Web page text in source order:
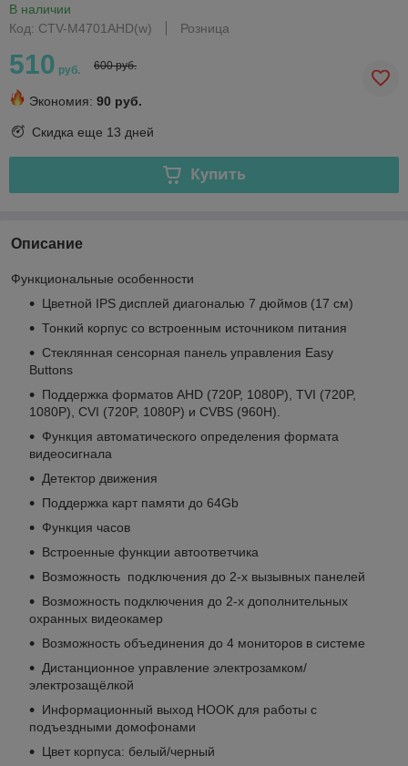
В наличии
Код: CTV-M4701AHD(w)
Розница
510 руб. 600 руб.
Экономия: 90 руб.
Скидка еще 13 дней
Купить
Описание
Функциональные особенности
Цветной IPS дисплей диагональю 7 дюймов (17 см)
Тонкий корпус со встроенным источником питания
Стеклянная сенсорная панель управления Easy
Buttons
Поддержка форматов AHD (720P, 1080P), TVI (720P,
1080P), CVI (720P, 1080P) и CVBS (960H).
Функция автоматического определения формата
видеосигнала
Детектор движения
Поддержка карт памяти до 64Gb
Функция часов
Встроенные функции автоответчика
Возможность подключения до 2-х вызывных панелей
Возможность подключения до 2-х дополнительных
охранных видеокамер
Возможность объединения до 4 мониторов в системе
Дистанционное управление электрозамком/
электрозащёлкой
Информационный выход HOOK для работы с
подъездными домофонами
Цвет корпуса: белый/черный